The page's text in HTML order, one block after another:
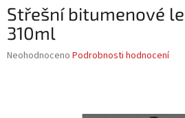
Střešní bitumenové
310ml
Průměrné
Neohodnoceno Podrobnosti hodnocení